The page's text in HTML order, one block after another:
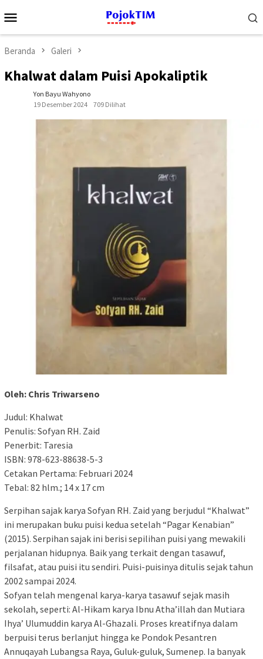
ke
Mobile
Beranda Galeri
Khalwat dalam Puisi Apokaliptik
Yon Bayu Wahyono
19 Desember 2024
709 Dilihat
Oleh: Chris Triwarseno
Judul: Khalwat
Penulis: Sofyan RH. Zaid
Penerbit: Taresia
ISBN: 978-623-88638-5-3
Cetakan Pertama: Februari 2024
Tebal: 82 hlm.; 14 x 17 cm
Serpihan sajak karya Sofyan RH. Zaid yang berjudul “Khalwat”
ini merupakan buku puisi kedua setelah “Pagar Kenabian”
(2015). Serpihan sajak ini berisi sepilihan puisi yang mewakili
perjalanan hidupnya. Baik yang terkait dengan tasawuf,
filsafat, atau puisi itu sendiri. Puisi-puisinya ditulis sejak tahun
2002 sampai 2024.
Sofyan telah mengenal karya-karya tasawuf sejak masih
sekolah, seperti: Al-Hikam karya Ibnu Atha’illah dan Mutiara
Ihya’ Ulumuddin karya Al-Ghazali. Proses kreatifnya dalam
berpuisi terus berlanjut hingga ke Pondok Pesantren
Annuqayah Lubangsa Raya, Guluk-guluk, Sumenep. Ia banyak